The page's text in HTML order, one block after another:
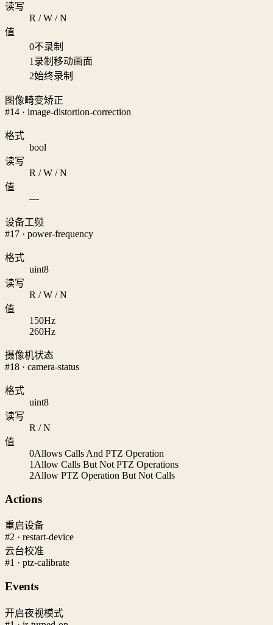
读写
R / W / N
值
0不录制
1 录制移动画面
2始终录制
图像畸变矫正
#14 · image-distortion-correction
格式
bool
读写
R / W / N
值
—
设备工频
#17 · power-frequency
格式
uint8
读写
R / W / N
值
1 50Hz
260Hz
摄像机状态
#18 · camera-status
格式
uint8
读写
R / N
值
0Allows Calls And PTZ Operation
1 Allow Calls But Not PTZ Operations
2Allow PTZ Operation But Not Calls
Actions
重启设备
#2 · restart-device
云台校准
#1 · ptz-calibrate
Events
开启夜视模式